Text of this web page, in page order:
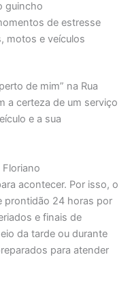
guincho
de estresse
motos e veículos
de mim” na Rua
a certeza de um serviço
e a sua
acontecer. Por isso, o
prontidão 24 horas por
e finais de
da tarde ou durante
para atender